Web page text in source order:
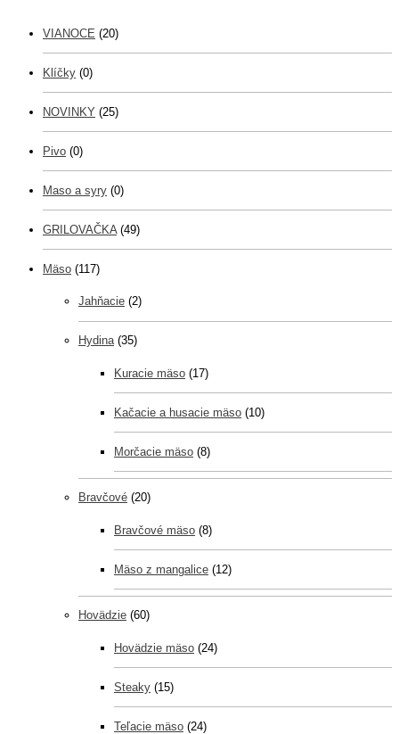
VIANOCE (20)
Klíčky (0)
NOVINKY (25)
Pivo (0)
Maso a syry (0)
GRILOVAČKA (49)
Mäso (117)
Jahňacie (2)
Hydina (35)
Kuracie mäso (17)
Kačacie a husacie mäso (10)
Morčacie mäso (8)
Bravčové (20)
Bravčové mäso (8)
Mäso z mangalice (12)
Hovädzie (60)
Hovädzie mäso (24)
Steaky (15)
Teľacie mäso (24)